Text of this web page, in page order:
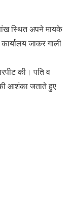
स्थित अपने मायके
जाकर गाली
की। पति व
आशंका जताते हुए